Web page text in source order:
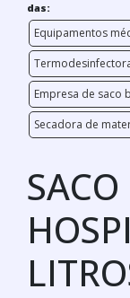
das:
Equipamentos
Empresa de saco
Secadora de